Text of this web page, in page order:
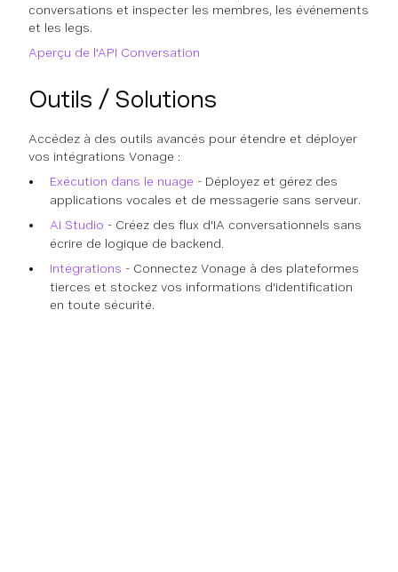
conversations et inspecter les membres, les événements
et les legs.
Aperçu de l'API Conversation
Outils / Solutions
Accédez à des outils avancés pour étendre et déployer
vos intégrations Vonage :
Exécution dans le nuage - Déployez et gérez des
applications vocales et de messagerie sans serveur.
AI Studio - Créez des flux d'IA conversationnels sans
écrire de logique de backend.
Intégrations - Connectez Vonage à des plateformes
tierces et stockez vos informations d'identification
en toute sécurité.